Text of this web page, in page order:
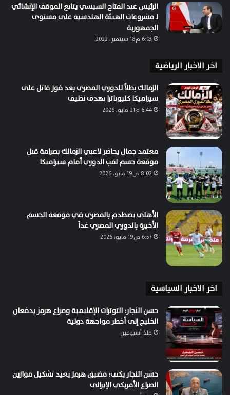
الرئيس عبد الفتاح السيسي يتابع الموقف الإنشائي
لـ مشروعات الهيئة الهندسية على مستوى
الجمهورية
6:03 م18 سبتمبر، 2022
اخر الاخبار الرياضية
الزمالك بطلاً للدوري المصري بعد فوز قاتل على
سيراميكا كليوباترا بهدف نظيف
6:44 م21 مايو، 2026
معتمد جمال يحاضر لاعبي الزمالك بصرامة قبل
موقعة حسم لقب الدوري أمام سيراميكا
8:02 ص19 مايو، 2026
الأهلي يصطدم بالمصري في موقعة الحسم
الأخيرة بالدوري المصري غداً
6:57 ص19 مايو، 2026
اخر الاخبار السياسية
حسن النجار: التوترات الإقليمية وصراع هرمز يدفعان
الخليج إلى أخطر مواجهة دولية
منذ أسبوعين
حسن النجار يكتب: مضيق هرمز يعيد تشكيل موازين
الصراع الأمريكي الإيراني